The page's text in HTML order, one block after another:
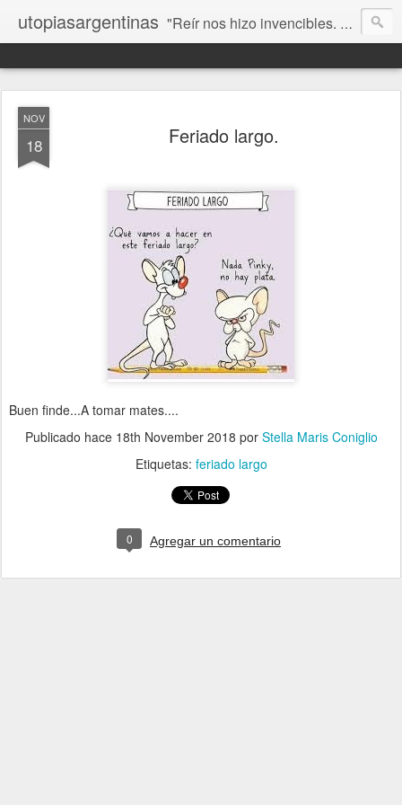
utopiasargentinas "Reír nos hizo invencibles. No como los que siempre ganan, sino como aquellos que no se rinden”. Frida Kahlo
NOV
18 Feriado largo.
Buen finde...A tomar mates....
Publicado hace 18th November 2018 por Stella Maris Coniglio
Etiquetas: feriado largo
0 Agregar un comentario